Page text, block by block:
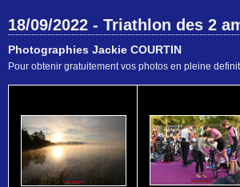
18/09/2022 - Triathlon des 2
Photographies Jackie COURTIN
Pour obtenir gratuitement vos photos en pleine